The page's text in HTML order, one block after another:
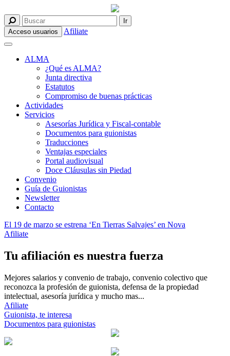
Acceso usuarios Afiliate
ALMA
¿Qué es ALMA?
Junta directiva
Estatutos
Compromiso de buenas prácticas
Actividades
Servicios
Asesorías Jurídica y Fiscal-contable
Documentos para guionistas
Traducciones
Ventajas especiales
Portal audiovisual
Doce Cláusulas sin Piedad
Convenio
Guía de Guionistas
Newsletter
Contacto
El 19 de marzo se estrena ‘En Tierras Salvajes’ en Nova
Afiliate
Tu afiliación es nuestra fuerza
Mejores salarios y convenio de trabajo, convenio colectivo que
reconozca la profesión de guionista, defensa de la propiedad
intelectual, asesoría jurídica y mucho mas...
Afiliate
Guionista, te interesa
Documentos para guionistas